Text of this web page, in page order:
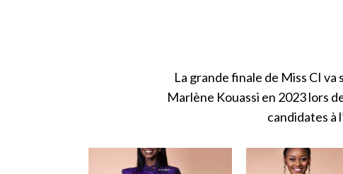
La grande finale de Miss CI
Marlène Kouassi en 2023 lors
candidates à